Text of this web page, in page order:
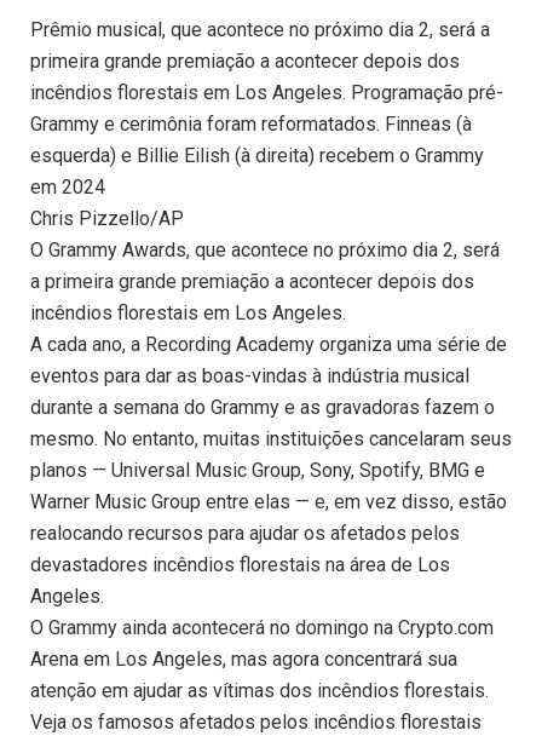
Prêmio musical, que acontece no próximo dia 2, será a
primeira grande premiação a acontecer depois dos
incêndios florestais em Los Angeles. Programação pré-
Grammy e cerimônia foram reformatados. Finneas (à
esquerda) e Billie Eilish (à direita) recebem o Grammy
em 2024
Chris Pizzello/AP
O Grammy Awards, que acontece no próximo dia 2, será
a primeira grande premiação a acontecer depois dos
incêndios florestais em Los Angeles.
A cada ano, a Recording Academy organiza uma série de
eventos para dar as boas-vindas à indústria musical
durante a semana do Grammy e as gravadoras fazem o
mesmo. No entanto, muitas instituições cancelaram seus
planos — Universal Music Group, Sony, Spotify, BMG e
Warner Music Group entre elas — e, em vez disso, estão
realocando recursos para ajudar os afetados pelos
devastadores incêndios florestais na área de Los
Angeles.
O Grammy ainda acontecerá no domingo na Crypto.com
Arena em Los Angeles, mas agora concentrará sua
atenção em ajudar as vítimas dos incêndios florestais.
Veja os famosos afetados pelos incêndios florestais